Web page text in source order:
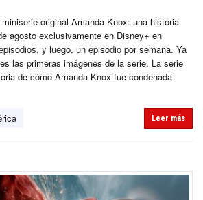
original Amanda Knox: una historia
agosto exclusivamente en Disney+ en
y luego, un episodio por semana. Ya
las primeras imágenes de la serie. La serie
de cómo Amanda Knox fue condenada
Leer más